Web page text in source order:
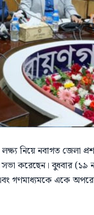
নিয়ে নবাগত জেলা
সভা করেছেন। বুধবার
গণমাধ্যমকে একে